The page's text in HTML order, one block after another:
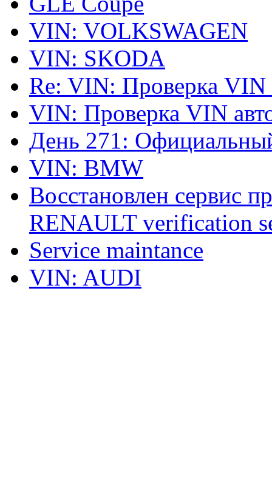
VIN: VOLKSWAGEN
VIN: SKODA
Re: VIN: Проверка VIN
VIN: Проверка VIN
День 271:
VIN: BMW
Восстановлен сервис
RENAULT verification
Service maintance
VIN: AUDI